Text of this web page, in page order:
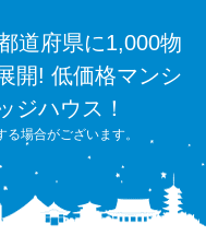
道府県に1,000物
開! 低価格マンシ
ジハウス！
場合がございます。